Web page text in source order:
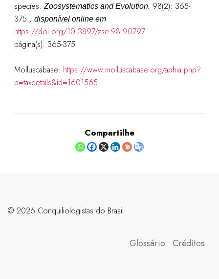
species.Zoosystematics and Evolution. 98(2): 365-
375., disponível online em
https://doi.org/10.3897/zse.98.90797
página(s): 365-375
Molluscabase: https://www.molluscabase.org/aphia.php?
p=taxdetails&id=1601565
Compartilhe
©️ 2026 Conquiliologistas do Brasil
Glossário Créditos